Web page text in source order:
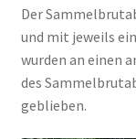
Der
und mit jeweils
wurden an einen
des
geblieben.